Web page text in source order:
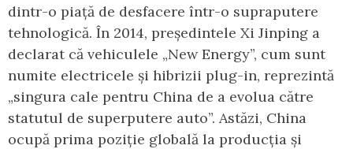
dintr-o piață de desfacere într-o supraputere
tehnologică. În 2014, președintele Xi Jinping a
declarat că vehiculele „New Energy”, cum sunt
numite electricele și hibrizii plug-in, reprezintă
„singura cale pentru China de a evolua către
statutul de superputere auto”. Astăzi, China
ocupă prima poziție globală la producția și